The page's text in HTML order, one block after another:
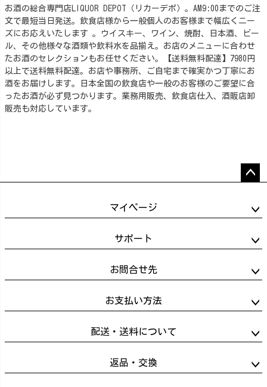
お酒の総合専門店LIQUOR DEPOT（リカーデポ）。AM9:00までのご注
文で最短当日発送。飲食店様から一般個人のお客様まで幅広くニー
ズにお応えいたします 。ウイスキー、ワイン、焼酎、日本酒、ビー
ル、その他様々な酒類や飲料水を品揃え。お店のメニューに合わせ
たお酒のセレクションもお任せください。【送料無料配達】7980円
以上で送料無料配達。お店や事務所、ご自宅まで確実かつ丁寧にお
酒をお届けします。日本全国の飲食店や一般のお客様のご要望に合
ったお酒が必ず見つかります。業務用販売、飲食店仕入、酒販店卸
販売も対応しています。
ップ
マイページ
サポート
お問合せ先
お支払い方法
配送・送料について
返品・交換